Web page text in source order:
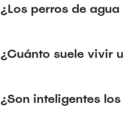
¿Los perros de
¿Cuánto suele vivir
¿Son inteligentes